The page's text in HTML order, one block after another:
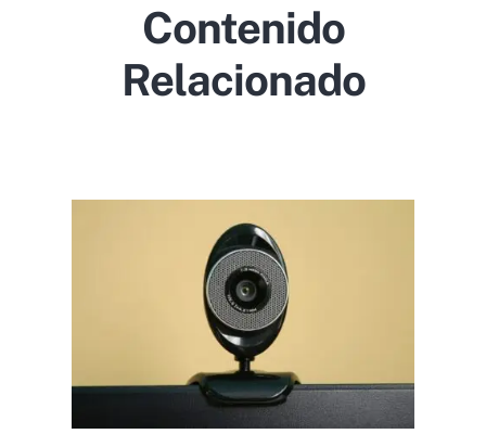
Contenido
Relacionado